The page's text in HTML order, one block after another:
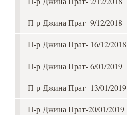
П-р Джина Прат- 9/12/2018
П-р Джина Прат- 16/12/2018
П-р Джина Прат- 6/01/2019
П-р Джина Прат- 13/01/2019
П-р Джина Прат-20/01/2019